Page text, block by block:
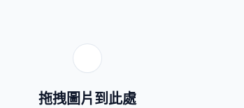
拖拽圖片到此處